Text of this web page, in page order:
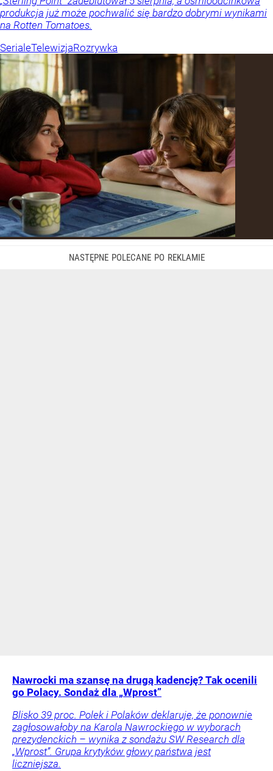
produkcja już może pochwalić się bardzo dobrymi wynikami
na Rotten Tomatoes.
SerialeTelewizjaRozrywka
Nawrocki ma szansę na drugą kadencję? Tak ocenili
go Polacy. Sondaż dla „Wprost”
Blisko 39 proc. Polek i Polaków deklaruje, że ponownie
zagłosowałoby na Karola Nawrockiego w wyborach
prezydenckich – wynika z sondażu SW Research dla
„Wprost”. Grupa krytyków głowy państwa jest
liczniejsza.